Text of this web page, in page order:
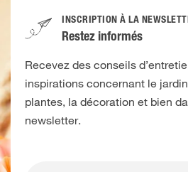
INSCRIPTION À LA
Restez informés
Recevez des conseils
inspirations concernant le
plantes, la décoration et bien
newsletter.